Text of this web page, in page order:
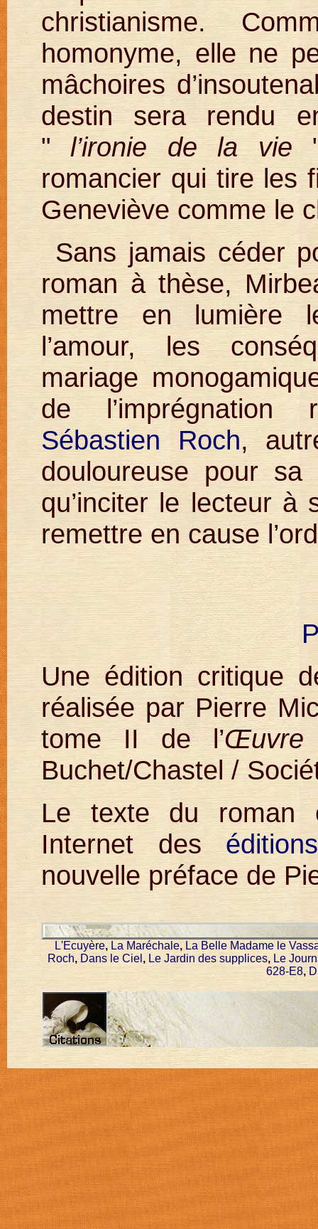
christianisme.
homonyme, elle ne
mâchoires
destin sera rendu
" l’ironie de la vie
romancier qui tire les
Geneviève comme le
Sans jamais céder
roman à thèse,
mettre en lumière
l’amour, les
mariage
de l’imprégnation
Sébastien Roch,
douloureuse pour
qu’inciter le lecteur
remettre en cause
Une édition critique
réalisée par Pierre
tome II de l’Œuvre
Buchet/Chastel /
Le texte du roman
Internet des
nouvelle préface de
L'Ecuyère, La Maréchale, La Belle Madame le
Roch, Dans le Ciel , Le Jardin des supplices, Le
628-E8,